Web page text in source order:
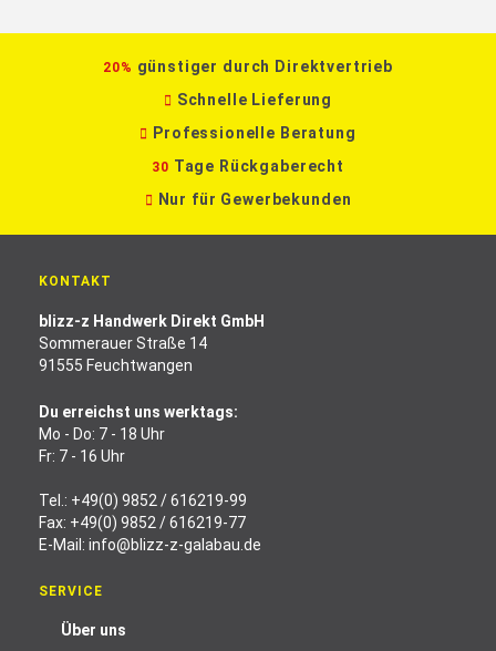
20% günstiger durch Direktvertrieb
Schnelle Lieferung
Professionelle Beratung
30 Tage Rückgaberecht
Nur für Gewerbekunden
KONTAKT
blizz-z Handwerk Direkt GmbH
Sommerauer Straße 14
91555 Feuchtwangen
Du erreichst uns werktags:
Mo - Do: 7 - 18 Uhr
Fr: 7 - 16 Uhr
Tel.: +49(0) 9852 / 616219-99
Fax: +49(0) 9852 / 616219-77
E-Mail: info@blizz-z-galabau.de
SERVICE
Über uns